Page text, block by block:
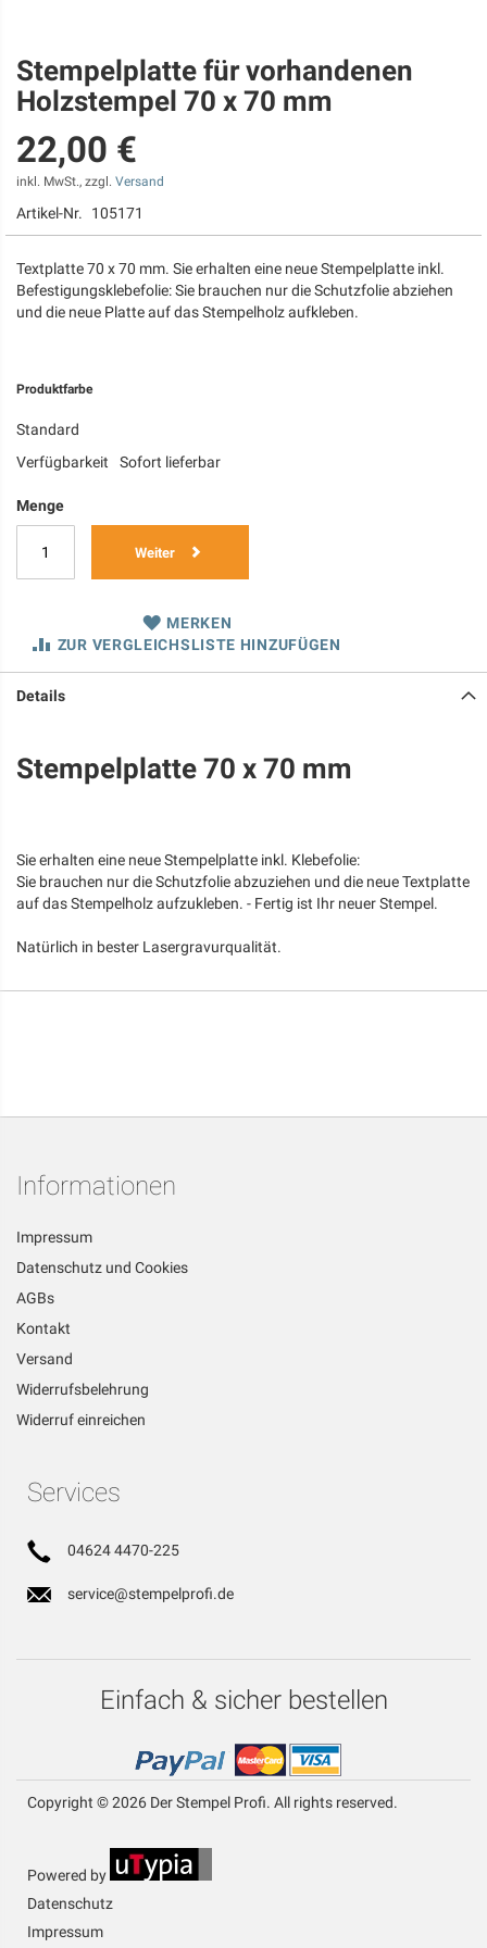
Zum
Anfang
der
springen
Stempelplatte für vorhandenen
Holzstempel 70 x 70 mm
22,00 €
inkl. MwSt., zzgl. Versand
Artikel-Nr. 105171
Textplatte 70 x 70 mm. Sie erhalten eine neue Stempelplatte inkl.
Befestigungsklebefolie: Sie brauchen nur die Schutzfolie abziehen
und die neue Platte auf das Stempelholz aufkleben.
Produktfarbe
Standard
Verfügbarkeit
Sofort lieferbar
Menge
Weiter
MERKEN
ZUR VERGLEICHSLISTE HINZUFÜGEN
Details
Stempelplatte 70 x 70 mm
Sie erhalten eine neue Stempelplatte inkl. Klebefolie:
Sie brauchen nur die Schutzfolie abzuziehen und die neue Textplatte
auf das Stempelholz aufzukleben. - Fertig ist Ihr neuer Stempel.
Natürlich in bester Lasergravurqualität.
Informationen
Impressum
Datenschutz und Cookies
AGBs
Kontakt
Versand
Widerrufsbelehrung
Widerruf einreichen
Services
04624 4470-225
service@stempelprofi.de
Einfach & sicher bestellen
Copyright © 2026 Der Stempel Profi. All rights reserved.
Powered by
Datenschutz
Impressum